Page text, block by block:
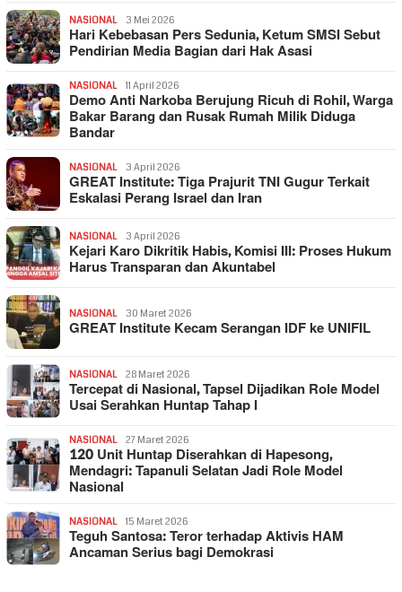
NASIONAL 3 Mei 2026
Hari Kebebasan Pers Sedunia, Ketum SMSI Sebut
Pendirian Media Bagian dari Hak Asasi
NASIONAL 11 April 2026
Demo Anti Narkoba Berujung Ricuh di Rohil, Warga
Bakar Barang dan Rusak Rumah Milik Diduga
Bandar
NASIONAL 3 April 2026
GREAT Institute: Tiga Prajurit TNI Gugur Terkait
Eskalasi Perang Israel dan Iran
NASIONAL 3 April 2026
Kejari Karo Dikritik Habis, Komisi III: Proses Hukum
Harus Transparan dan Akuntabel
NASIONAL 30 Maret 2026
GREAT Institute Kecam Serangan IDF ke UNIFIL
NASIONAL 28 Maret 2026
Tercepat di Nasional, Tapsel Dijadikan Role Model
Usai Serahkan Huntap Tahap I
NASIONAL 27 Maret 2026
120 Unit Huntap Diserahkan di Hapesong,
Mendagri: Tapanuli Selatan Jadi Role Model
Nasional
NASIONAL 15 Maret 2026
Teguh Santosa: Teror terhadap Aktivis HAM
Ancaman Serius bagi Demokrasi